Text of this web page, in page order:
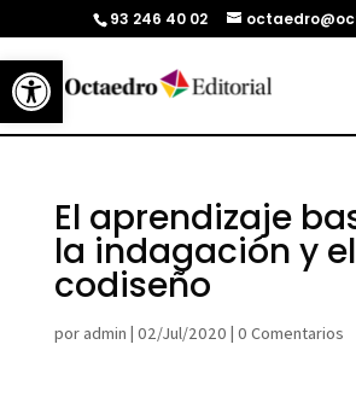
Abrir barra de herramientas
93 246 40 02
El aprendizaje
la indagación y el
codiseño
por admin | 02/Jul/2020 | 0 Comentarios